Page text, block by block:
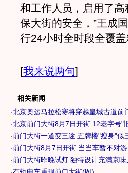
和工作人员，启用了
保大街的安全，”王成
行24小时全时段全覆
[我来说两句]
相关新闻
·北京奥运马拉松赛将穿越皇城古道前
·北京前门大街8月7日开街 12老字号"
·前门大街一道变三途 五牌楼"瘦身"似
·前门大街8月7日开街 当当车暂不对游
·前门大街昨晚试灯 独特设计充满京味